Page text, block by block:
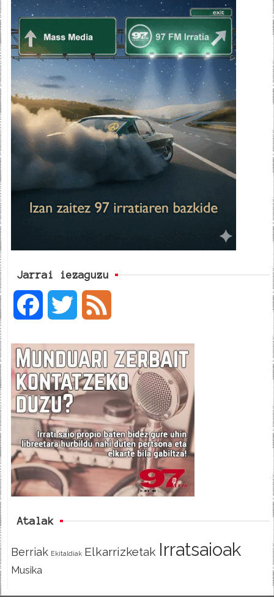
Jarrai iezaguzu
c
e
b
o
o
i
t
t
e
e
d
Atalak
Berriak Ekitaldiak Elkarrizketak Irratsaioak
Musika